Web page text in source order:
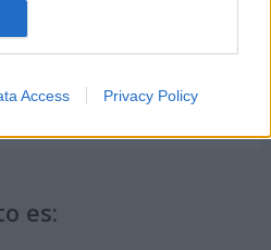
Access Privacy Policy
por la Unidad de los
es: